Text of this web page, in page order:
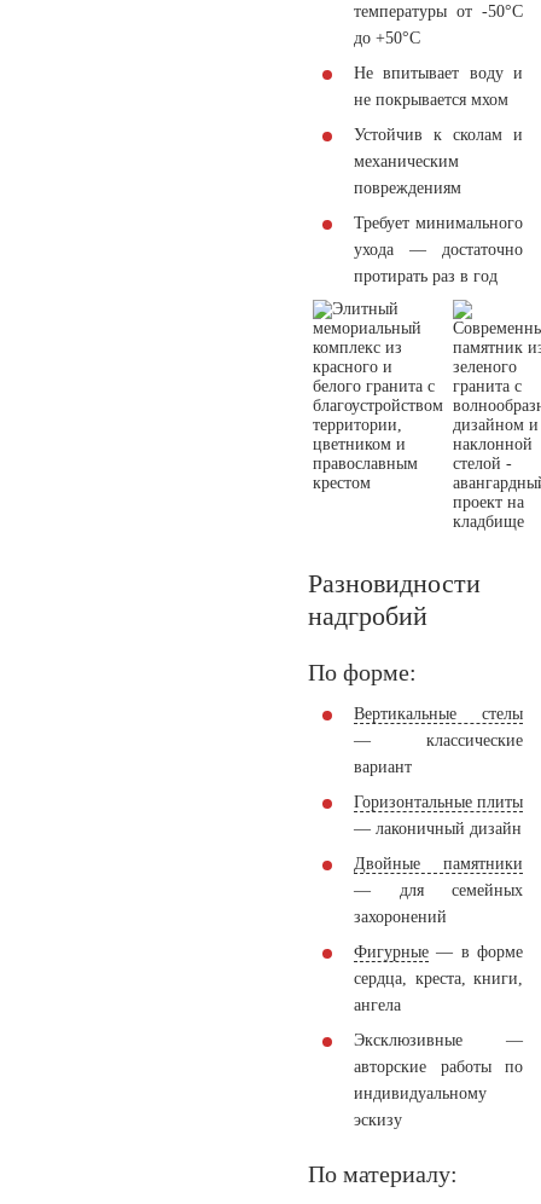
температуры от -50°C
до +50°C
Не впитывает воду и
не покрывается мхом
Устойчив к сколам и
механическим
повреждениям
Требует минимального
ухода — достаточно
протирать раз в год
Разновидности
надгробий
По форме:
Вертикальные стелы
— классические
вариант
Горизонтальные плиты
— лаконичный дизайн
Двойные памятники
— для семейных
захоронений
Фигурные — в форме
сердца, креста, книги,
ангела
Эксклюзивные —
авторские работы по
индивидуальному
эскизу
По материалу: